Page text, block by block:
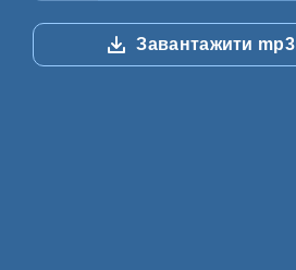
Завантажити mp3